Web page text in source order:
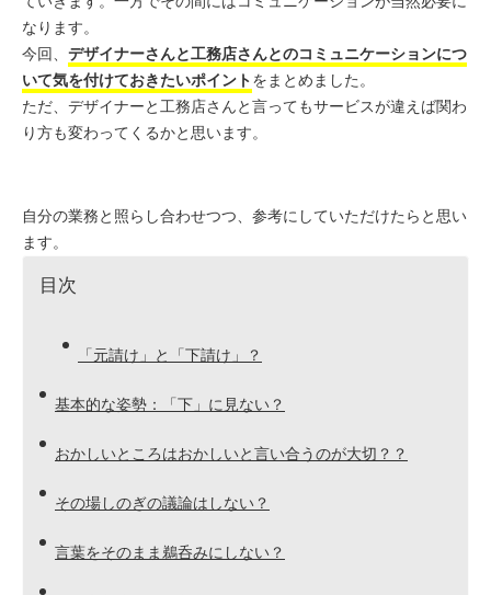
なります。
今回、 デザイナーさんと工務店さんとのコミュニケーションにつ
いて気を付けておきたいポイントをまとめました。
ただ、デザイナーと工務店さんと言ってもサービスが違えば関わ
り方も変わってくるかと思います。
自分の業務と照らし合わせつつ、参考にしていただけたらと思い
ます。
目次
「元請け」と「下請け」？
基本的な姿勢：「下」に見ない？
おかしいところはおかしいと言い合うのが大切？？
その場しのぎの議論はしない？
言葉をそのまま鵜呑みにしない？